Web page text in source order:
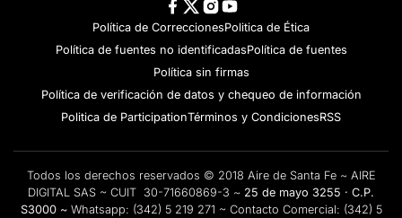
Política de CorreccionesPolitica de Ética
Política de fuentes no identificadasPolítica de fuentes
Política sin firmas
Política de verificación de datos y chequeo de información
Politica de ParticipationTérminos y CondicionesRSS
Todos los derechos reservados © 2018 Aire de Santa Fe ~ AIRE
DIGITAL SAS ~ CUIT 30-71660869-3 ~ 25 de mayo 3255 · C.P.
S3000 ~ Whatsapp: (342) 5 219 271 ~ Contacto Comercial: (342) 5